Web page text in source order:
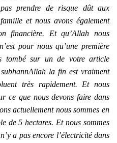
prendre de risque dût aux
et nous avons également
financière. Et qu’Allah nous
pour nous qu’une première
sur un de votre article
la fin est vraiment
très rapidement. Et nous
ce que nous devons faire dans
actuellement nous sommes en
de 5 hectares. Et nous sommes
a pas encore l’électricité dans